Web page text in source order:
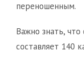
переношенным.
Важно знать,
составляет 140